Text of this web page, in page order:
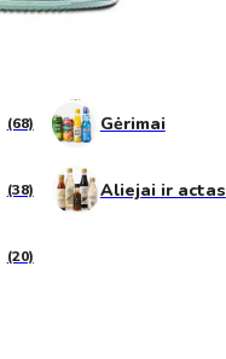
(68) Gėrimai
(38) Aliejai ir actas
(20)